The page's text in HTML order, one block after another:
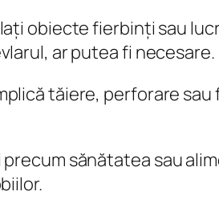
obiecte fierbinți sau
ar putea fi necesare.
tăiere, perforare
sănătatea sau